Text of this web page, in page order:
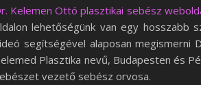
Kelemen Ottó plasztikai sebész
lehetőségünk van egy hosszabb
segítségével alaposan megismerni
Plasztika nevű, Budapesten és
vezető sebész orvosa.